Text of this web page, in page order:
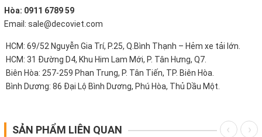
Hòa: 0911 6789 59
Email: sale@decoviet.com
HCM: 69/52 Nguyễn Gia Trí, P.25, Q.Bình Thạnh – Hẻm xe tải lớn.
HCM: 31 Đường D4, Khu Him Lam Mới, P. Tân Hưng, Q7.
Biên Hòa: 257-259 Phan Trung, P. Tân Tiến, TP. Biên Hòa.
Bình Dương: 86 Đại Lộ Bình Dương, Phú Hòa, Thủ Dầu Một.
SẢN PHẨM LIÊN QUAN